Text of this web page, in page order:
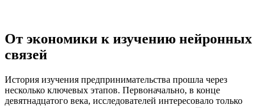
От экономики к изучению нейронных
связей
История изучения предпринимательства прошла через
несколько ключевых этапов. Первоначально, в конце
девятнадцатого века, исследователей интересовало только